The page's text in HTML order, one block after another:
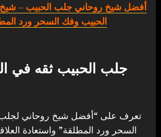
أفضل شيخ روحاني جلب الحبيب –
الحبيب وفك السحر ورد
جلب الحبيب ثقه في
تعرف على “أفضل شيخ روحاني
السحر ورد المطلقة” واستعادة